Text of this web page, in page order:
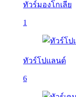
ทัวร์มองโกเลีย
1
ทัวร์โปแลนด์
6